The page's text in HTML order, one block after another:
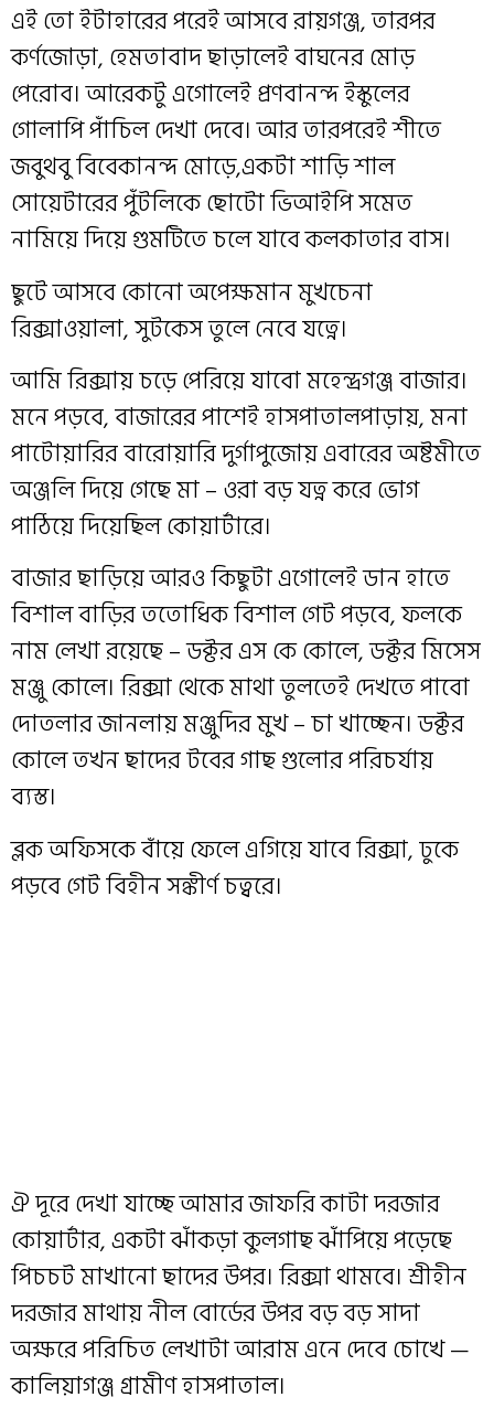
এই তো ইটাহারের পরেই আসবে রায়গঞ্জ, তারপর
কর্ণজোড়া, হেমতাবাদ ছাড়ালেই বাঘনের মোড়
পেরোব। আরেকটু এগোলেই প্রণবানন্দ ইস্কুলের
গোলাপি পাঁচিল দেখা দেবে। আর তারপরেই শীতে
জবুথবু বিবেকানন্দ মোড়ে,একটা শাড়ি শাল
সোয়েটারের পুঁটলিকে ছোটো ভিআইপি সমেত
নামিয়ে দিয়ে গুমটিতে চলে যাবে কলকাতার বাস।
ছুটে আসবে কোনো অপেক্ষমান মুখচেনা
রিক্সাওয়ালা, সুটকেস তুলে নেবে যত্নে।
আমি রিক্সায় চড়ে পেরিয়ে যাবো মহেন্দ্রগঞ্জ বাজার।
মনে পড়বে, বাজারের পাশেই হাসপাতালপাড়ায়, মনা
পাটোয়ারির বারোয়ারি দুর্গাপুজোয় এবারের অষ্টমীতে
অঞ্জলি দিয়ে গেছে মা – ওরা বড় যত্ন করে ভোগ
পাঠিয়ে দিয়েছিল কোয়ার্টারে।
বাজার ছাড়িয়ে আরও কিছুটা এগোলেই ডান হাতে
বিশাল বাড়ির ততোধিক বিশাল গেট পড়বে, ফলকে
নাম লেখা রয়েছে – ডক্টর এস কে কোলে, ডক্টর মিসেস
মঞ্জু কোলে। রিক্সা থেকে মাথা তুলতেই দেখতে পাবো
দোতলার জানলায় মঞ্জুদির মুখ – চা খাচ্ছেন। ডক্টর
কোলে তখন ছাদের টবের গাছ গুলোর পরিচর্যায়
ব্যস্ত।
ব্লক অফিসকে বাঁয়ে ফেলে এগিয়ে যাবে রিক্সা, ঢুকে
পড়বে গেট বিহীন সঙ্কীর্ণ চত্বরে।
ঐ দূরে দেখা যাচ্ছে আমার জাফরি কাটা দরজার
কোয়ার্টার, একটা ঝাঁকড়া কুলগাছ ঝাঁপিয়ে পড়েছে
পিচচট মাখানো ছাদের উপর। রিক্সা থামবে। শ্রীহীন
দরজার মাথায় নীল বোর্ডের উপর বড় বড় সাদা
অক্ষরে পরিচিত লেখাটা আরাম এনে দেবে চোখে —
কালিয়াগঞ্জ গ্রামীণ হাসপাতাল।